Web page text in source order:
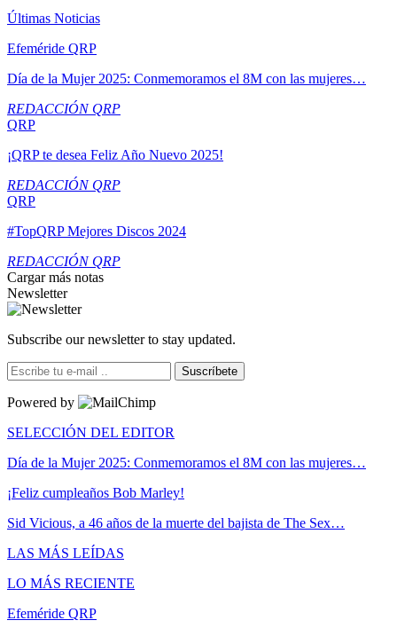
Últimas Noticias
Efeméride QRP
Día de la Mujer 2025: Conmemoramos el 8M con las mujeres…
REDACCIÓN QRP
QRP
¡QRP te desea Feliz Año Nuevo 2025!
REDACCIÓN QRP
QRP
#TopQRP Mejores Discos 2024
REDACCIÓN QRP
Cargar más notas
Newsletter
Subscribe our newsletter to stay updated.
Suscríbete
Powered by
SELECCIÓN DEL EDITOR
Día de la Mujer 2025: Conmemoramos el 8M con las mujeres…
¡Feliz cumpleaños Bob Marley!
Sid Vicious, a 46 años de la muerte del bajista de The Sex…
LAS MÁS LEÍDAS
LO MÁS RECIENTE
Efeméride QRP